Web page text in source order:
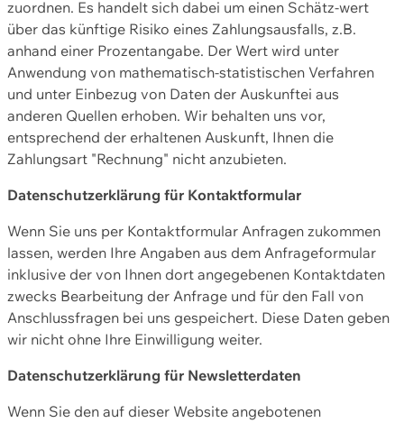
zuordnen. Es handelt sich dabei um einen Schätz-wert
über das künftige Risiko eines Zahlungsausfalls, z.B.
anhand einer Prozentangabe. Der Wert wird unter
Anwendung von mathematisch-statistischen Verfahren
und unter Einbezug von Daten der Auskunftei aus
anderen Quellen erhoben. Wir behalten uns vor,
entsprechend der erhaltenen Auskunft, Ihnen die
Zahlungsart "Rechnung" nicht anzubieten.
Datenschutzerklärung für Kontaktformular
Wenn Sie uns per Kontaktformular Anfragen zukommen
lassen, werden Ihre Angaben aus dem Anfrageformular
inklusive der von Ihnen dort angegebenen Kontaktdaten
zwecks Bearbeitung der Anfrage und für den Fall von
Anschlussfragen bei uns gespeichert. Diese Daten geben
wir nicht ohne Ihre Einwilligung weiter.
Datenschutzerklärung für Newsletterdaten
Wenn Sie den auf dieser Website angebotenen